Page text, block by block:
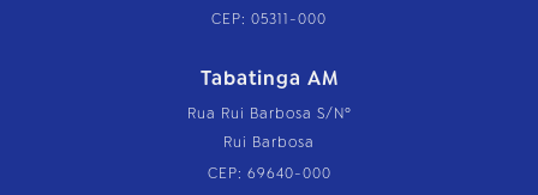
CEP: 05311-000
Tabatinga AM
Rua Rui Barbosa S/Nº
Rui Barbosa
CEP: 69640-000